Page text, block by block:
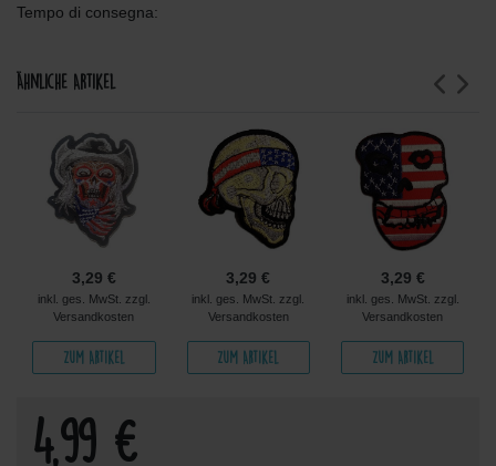
Tempo di consegna:
Ähnliche Artikel
3,29 €
inkl. ges. MwSt. zzgl.
Versandkosten
Zum Artikel
3,29 €
inkl. ges. MwSt. zzgl.
Versandkosten
Zum Artikel
3,29 €
inkl. ges. MwSt. zzgl.
Versandkosten
Zum Artikel
4,99 €